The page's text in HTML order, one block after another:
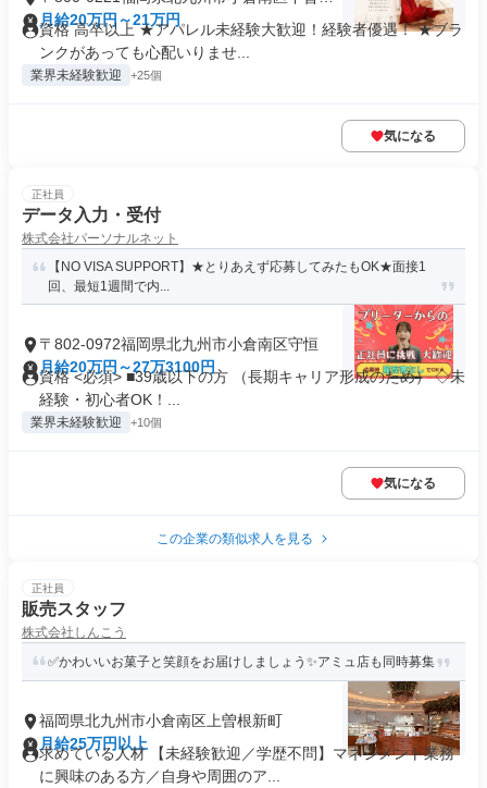
新町
月給20万円～21万円
資格 高卒以上 ★アパレル未経験大歓迎！経験者優遇！ ★ブラ
ンクがあっても心配いりませ...
業界未経験歓迎 +25個
気になる
正社員
データ入力・受付
株式会社パーソナルネット
【NO VISA SUPPORT】★とりあえず応募してみたもOK★面接1
回、最短1週間で内...
〒802-0972福岡県北九州市小倉南区守恒
月給20万円～27万3100円
資格 <必須> ■39歳以下の方 （長期キャリア形成のため） ◇未
経験・初心者OK！...
業界未経験歓迎 +10個
気になる
この企業の類似求人を見る
正社員
販売スタッフ
株式会社しんこう
✅かわいいお菓子と笑顔をお届けしましょう✨アミュ店も同時募集
福岡県北九州市小倉南区上曽根新町
月給25万円以上
求めている人材 【未経験歓迎／学歴不問】マネジメント業務
に興味のある方／自身や周囲のア...